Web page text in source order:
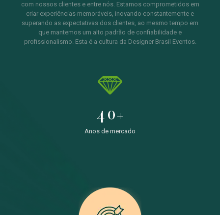
com nossos clientes e entre nós. Estamos comprometidos em
criar experiências memoráveis, inovando constantemente e
superando as expectativas dos clientes, ao mesmo tempo em
que mantemos um alto padrão de confiabilidade e
profissionalismo. Esta é a cultura da Designer Brasil Eventos.
40+
Anos de mercado